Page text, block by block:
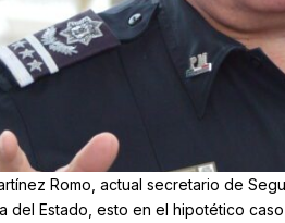
Romo, actual secretario de
del Estado, esto en el hipotético